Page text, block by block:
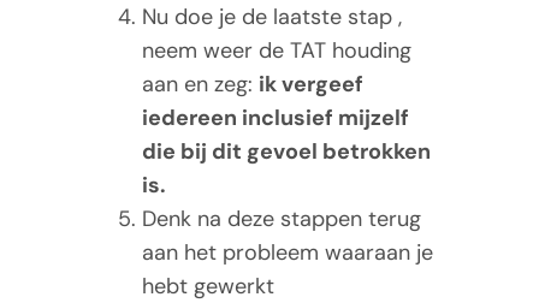
Nu doe je de laatste stap ,
neem weer de TAT houding
aan en zeg: ik vergeef
iedereen inclusief mijzelf
die bij dit gevoel betrokken
is.
Denk na deze stappen terug
aan het probleem waaraan je
hebt gewerkt